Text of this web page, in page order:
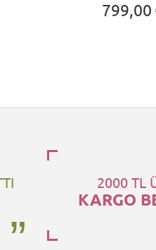
799,00
2000 TL
KARGO